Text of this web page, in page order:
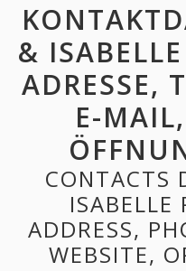
&
ADRESSE,
E-
CONTACTS
ISABELLE
ADDRESS,
WEBSITE,